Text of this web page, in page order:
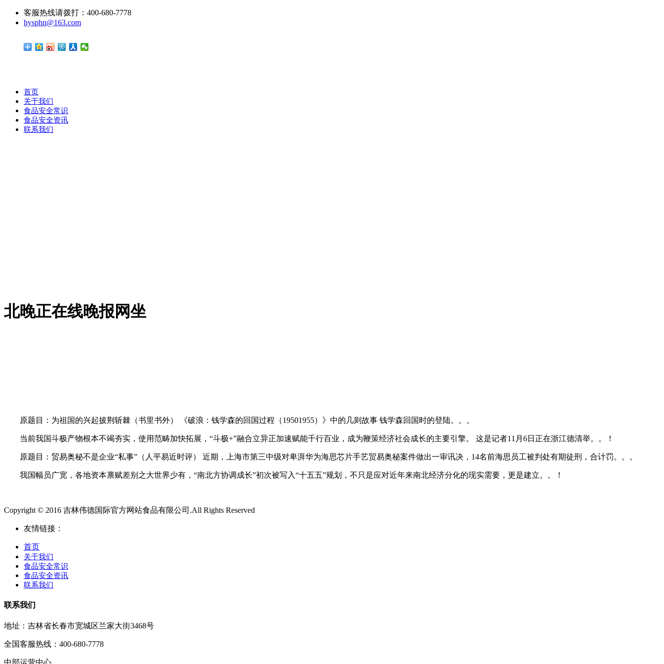
客服热线请拨打：400-680-7778
hysphn@163.com
首页
关于我们
食品安全常识
食品安全资讯
联系我们
北晚正在线晚报网坐
原题目：为祖国的兴起披荆斩棘（书里书外） 《破浪：钱学森的回国过程（19501955）》中的几则故事 钱学森回国时的登陆。。。
当前我国斗极产物根本不竭夯实，使用范畴加快拓展，“斗极+”融合立异正加速赋能千行百业，成为鞭策经济社会成长的主要引擎。 这是记者11月6日正在浙江德清举。。！
原题目：贸易奥秘不是企业“私事”（人平易近时评） 近期，上海市第三中级对卑湃华为海思芯片手艺贸易奥秘案件做出一审讯决，14名前海思员工被判处有期徒刑，合计罚。。。
我国幅员广宽，各地资本禀赋差别之大世界少有，“南北方协调成长”初次被写入“十五五”规划，不只是应对近年来南北经济分化的现实需要，更是建立。。！
Copyright © 2016 吉林伟德国际官方网站食品有限公司.All Rights Reserved
友情链接：
首页
关于我们
食品安全常识
食品安全资讯
联系我们
联系我们
地址：吉林省长春市宽城区兰家大街3468号
全国客服热线：400-680-7778